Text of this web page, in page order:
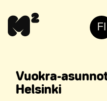
sisältöön
sivuston
käyttöön
FI
Vuokra-
Helsinki